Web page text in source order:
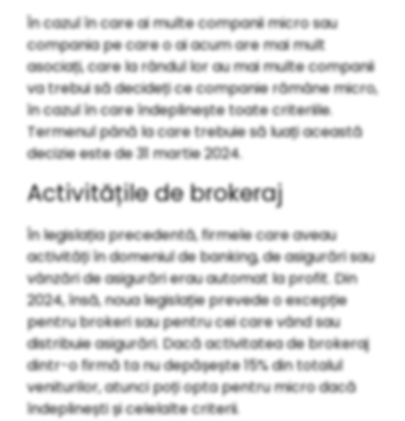
În cazul în care ai multe companii micro sau
compania pe care o ai acum are mai mult
asociați, care la rândul lor au mai multe companii
va trebui să decideți ce companie rămâne micro,
în cazul în care îndeplinește toate criteriile.
Termenul până la care trebuie să luați această
decizie este de 31 martie 2024.
Activitățile de brokeraj
În legislația precedentă, firmele care aveau
activități în domeniul de banking, de asigurări sau
vânzări de asigurări erau automat la profit. Din
2024, însă, noua legislație prevede o excepție
pentru brokeri sau pentru cei care vând sau
distribuie asigurări. Dacă activitatea de brokeraj
dintr-o firmă ta nu depășește 15% din totalul
veniturilor, atunci poți opta pentru micro dacă
îndeplinești și celelalte criterii.